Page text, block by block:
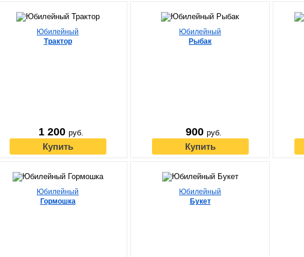
1 200 руб.
Купить
Юбилейный
Трактор
900 руб.
Купить
Юбилейный
Рыбак
Юбилейный
Гормошка
Юбилейный
Букет